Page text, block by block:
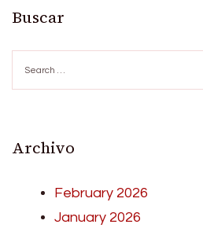
Buscar
for:
Archivo
February 2026
January 2026